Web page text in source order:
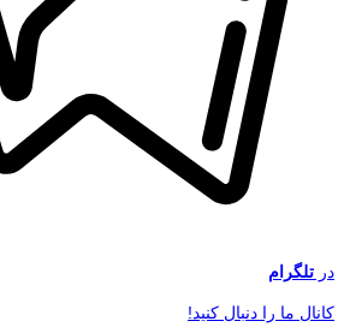
در تلگرام
کانال ما را دنبال کنید!